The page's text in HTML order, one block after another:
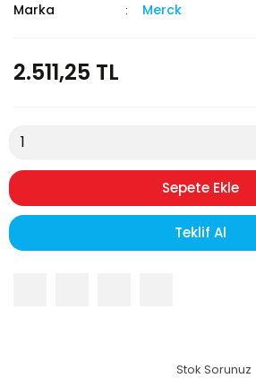
Marka Merck
2.511,25 TL
Sepete Ekle
Teklif Al
Stok Sorunuz